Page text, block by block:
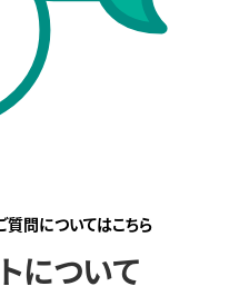
質問についてはこちら
について